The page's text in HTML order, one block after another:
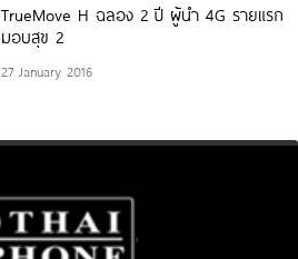
TrueMove H ฉลอง 2 ปี ผู้นำ 4G รายแรก
มอบสุข 2
27 January 2016